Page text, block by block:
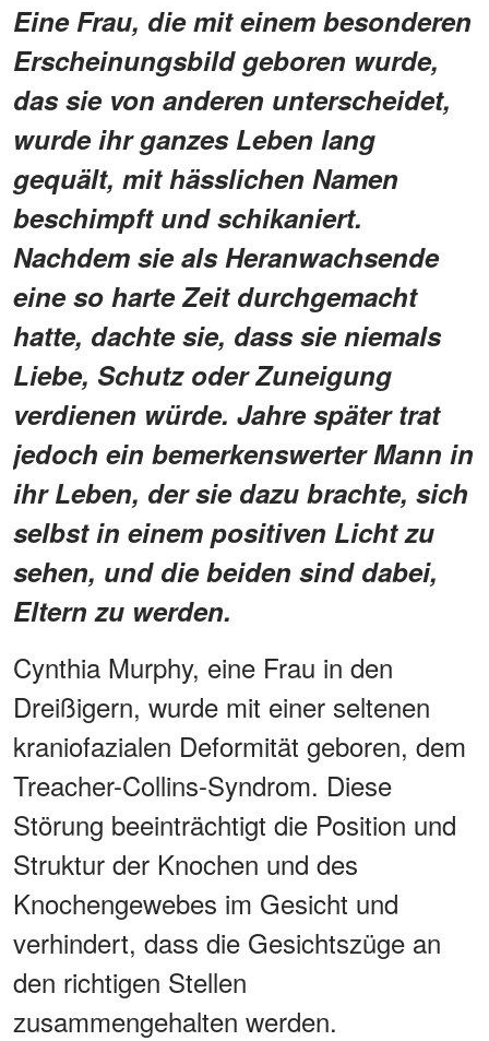
Eine Frau, die mit einem besonderen
Erscheinungsbild geboren wurde,
das sie von anderen unterscheidet,
wurde ihr ganzes Leben lang
gequält, mit hässlichen Namen
beschimpft und schikaniert.
Nachdem sie als Heranwachsende
eine so harte Zeit durchgemacht
hatte, dachte sie, dass sie niemals
Liebe, Schutz oder Zuneigung
verdienen würde. Jahre später trat
jedoch ein bemerkenswerter Mann in
ihr Leben, der sie dazu brachte, sich
selbst in einem positiven Licht zu
sehen, und die beiden sind dabei,
Eltern zu werden.
Cynthia Murphy, eine Frau in den
Dreißigern, wurde mit einer seltenen
kraniofazialen Deformität geboren, dem
Treacher-Collins-Syndrom. Diese
Störung beeinträchtigt die Position und
Struktur der Knochen und des
Knochengewebes im Gesicht und
verhindert, dass die Gesichtszüge an
den richtigen Stellen
zusammengehalten werden.